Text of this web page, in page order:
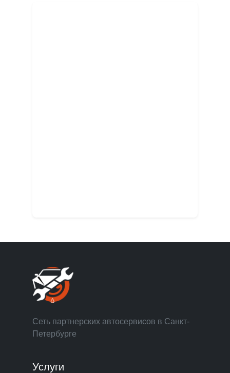
Сеть партнерских автосервисов в Санкт-
Петербурге
Услуги